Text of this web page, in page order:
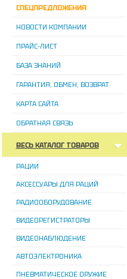
СПЕЦПРЕДЛОЖЕНИЯ
НОВОСТИ КОМПАНИИ
ПРАЙС-ЛИСТ
БАЗА ЗНАНИЙ
ГАРАНТИЯ, ОБМЕН, ВОЗВРАТ
КАРТА САЙТА
ОБРАТНАЯ СВЯЗЬ
ВЕСЬ КАТАЛОГ ТОВАРОВ
РАЦИИ
АКСЕССУАРЫ ДЛЯ РАЦИЙ
РАДИООБОРУДОВАНИЕ
ВИДЕОРЕГИСТРАТОРЫ
ВИДЕОНАБЛЮДЕНИЕ
АВТОЭЛЕКТРОНИКА
ПНЕВМАТИЧЕСКОЕ ОРУЖИЕ